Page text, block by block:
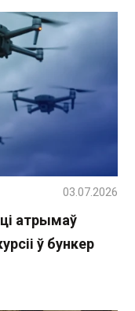
атрымаў
ў бункер
03.07.2026